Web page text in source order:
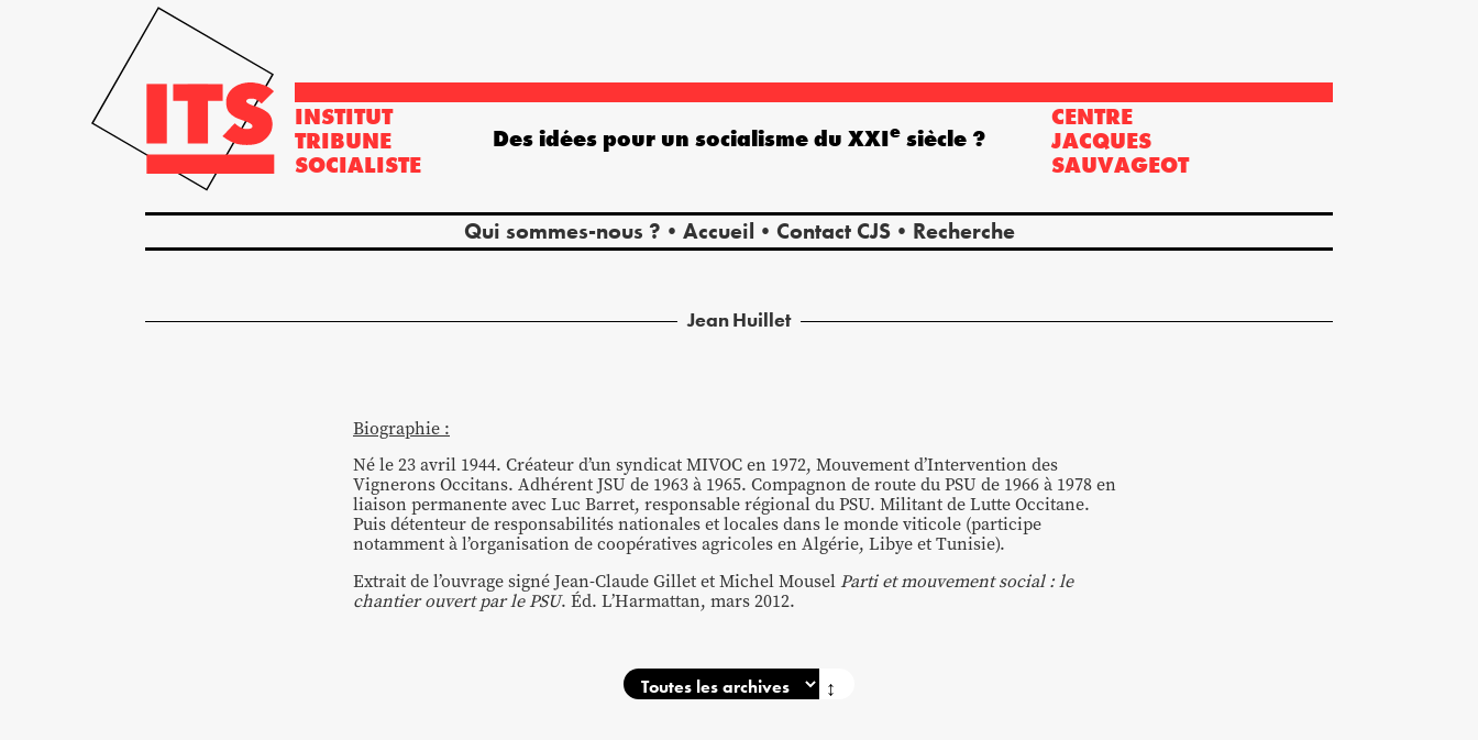
INSTITUT
TRIBUNE
SOCIALISTE
CENTRE
JACQUES
SAUVAGEOT
Qui sommes-nous ? Accueil Contact CJS Recherche
Des idées pour un socialisme du XXIe siècle ?
JeanHuillet
Biographie :
Né le 23 avril 1944. Créateur d’un syndicat MIVOC en 1972, Mouvement d’Intervention des
Vignerons Occitans. Adhérent JSU de 1963 à 1965. Compagnon de route du PSU de 1966 à 1978 en
liaison permanente avec Luc Barret, responsable régional du PSU. Militant de Lutte Occitane.
Puis détenteur de responsabilités nationales et locales dans le monde viticole (participe
notamment à l’organisation de coopératives agricoles en Algérie, Libye et Tunisie).
Extrait de l’ouvrage signé Jean-Claude Gillet et Michel MouselParti et mouvement social : le
chantier ouvert par le PSU. Éd. L’Harmattan, mars 2012.
↕